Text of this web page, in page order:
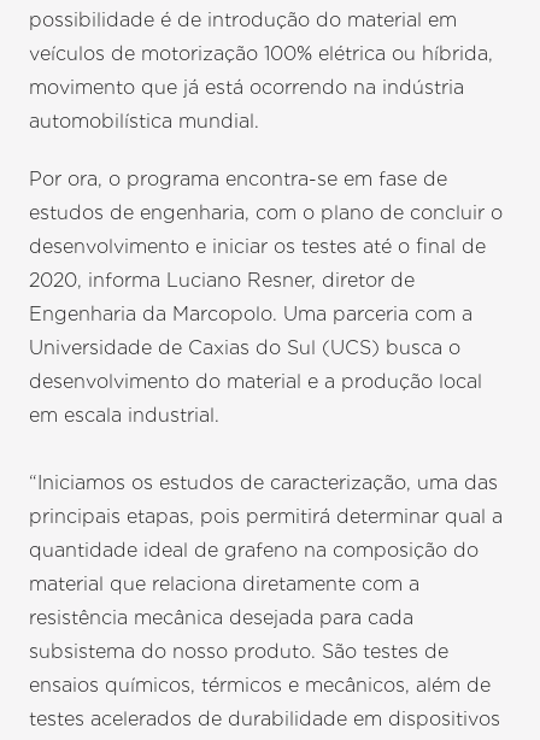
possibilidade é de introdução do material em
veículos de motorização 100% elétrica ou híbrida,
movimento que já está ocorrendo na indústria
automobilística mundial.
Por ora, o programa encontra-se em fase de
estudos de engenharia, com o plano de concluir o
desenvolvimento e iniciar os testes até o final de
2020, informa Luciano Resner, diretor de
Engenharia da Marcopolo. Uma parceria com a
Universidade de Caxias do Sul (UCS) busca o
desenvolvimento do material e a produção local
em escala industrial.
“Iniciamos os estudos de caracterização, uma das
principais etapas, pois permitirá determinar qual a
quantidade ideal de grafeno na composição do
material que relaciona diretamente com a
resistência mecânica desejada para cada
subsistema do nosso produto. São testes de
ensaios químicos, térmicos e mecânicos, além de
testes acelerados de durabilidade em dispositivos